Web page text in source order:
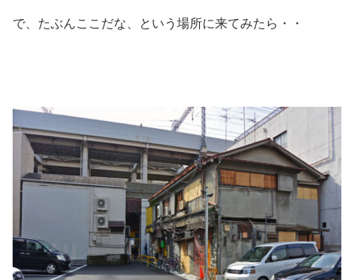
で、たぶんここだな、という場所に来てみたら・・